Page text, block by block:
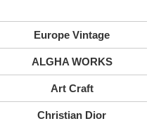
Europe Vintage
ALGHA WORKS
Art Craft
Christian Dior